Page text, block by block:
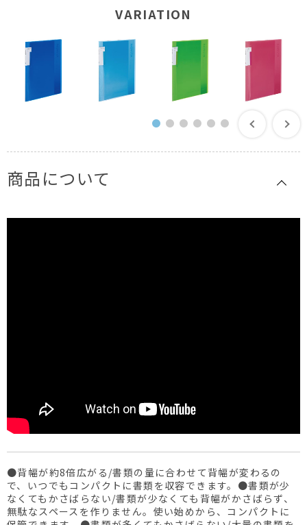
VARIATION
商品について
●背幅が約8倍広がる/書類の量に合わせて背幅が変わるの
で、いつでもコンパクトに書類を収容できます。●書類が少
なくてもかさばらない/書類が少なくても背幅がかさばらず、
無駄なスペースを作りません。使い始めから、コンパクトに